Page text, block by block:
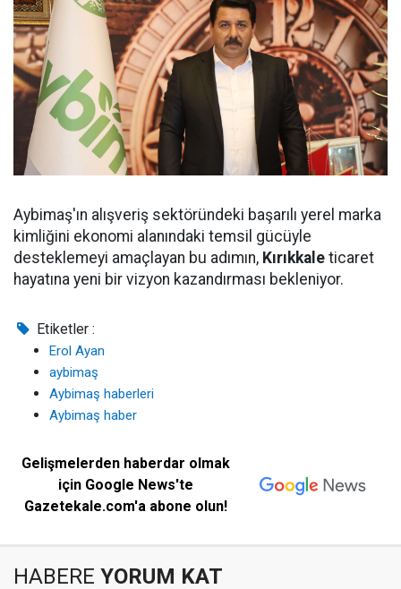
Aybimaş'ın alışveriş sektöründeki başarılı yerel marka
kimliğini ekonomi alanındaki temsil gücüyle
desteklemeyi amaçlayan bu adımın, Kırıkkale ticaret
hayatına yeni bir vizyon kazandırması bekleniyor.
Etiketler :
Erol Ayan
aybimaş
Aybimaş haberleri
Aybimaş haber
Gelişmelerden haberdar olmak
için Google News'te
Gazetekale.com'a abone olun!
HABERE YORUM KAT